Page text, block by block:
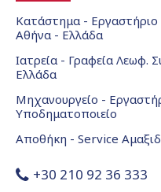
Κατάστημα -
Αθήνα - Ελλάδα
Ιατρεία - Γραφεία Λεωφ.
Ελλάδα
Μηχανουργείο -
Υποδηματοποιείο
Αποθήκη - Service
+30 210 92 36 333